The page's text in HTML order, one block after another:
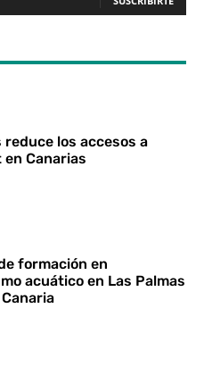
reduce los accesos a
Canarias
formación en
acuático en Las Palmas